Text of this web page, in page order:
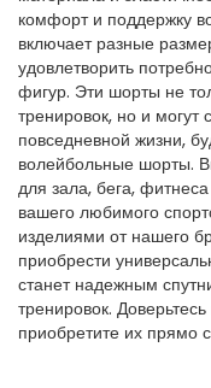
комфорт и поддержку
включает разные
удовлетворить
фигур. Эти шорты не
тренировок, но и могут
повседневной жизни,
волейбольные шорты.
для зала, бега,
вашего любимого
изделиями от нашего
приобрести
станет надежным
тренировок.
приобретите их прямо